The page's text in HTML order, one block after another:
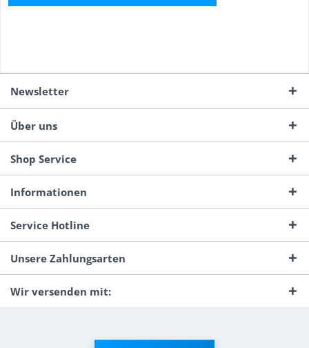
Newsletter
Über uns
Shop Service
Informationen
Service Hotline
Unsere Zahlungsarten
Wir versenden mit: